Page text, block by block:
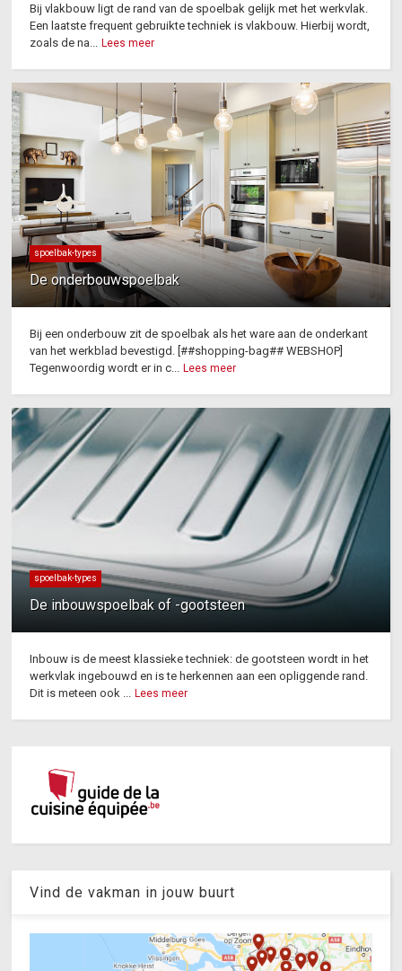
Bij vlakbouw ligt de rand van de spoelbak gelijk met het werkvlak.
Een laatste frequent gebruikte techniek is vlakbouw. Hierbij wordt,
zoals de na... Lees meer
spoelbak-types
De onderbouwspoelbak
Bij een onderbouw zit de spoelbak als het ware aan de onderkant
van het werkblad bevestigd. [##shopping-bag## WEBSHOP]
Tegenwoordig wordt er in c... Lees meer
spoelbak-types
De inbouwspoelbak of -gootsteen
Inbouw is de meest klassieke techniek: de gootsteen wordt in het
werkvlak ingebouwd en is te herkennen aan een opliggende rand.
Dit is meteen ook ... Lees meer
Vind de vakman in jouw buurt